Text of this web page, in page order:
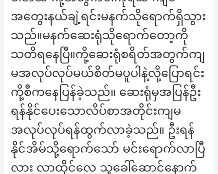
အတွေးနယ်ချဲ့ရင်းမနက်သိုရောက်ရှိသွား
သည်။မနက်ဆေးရုံသိုရောက်တော့ကို
သတိရနေပြီ။ကို့ဆေးရုံစရိတ်အတွက်ကျ
မအလုပ်လုပ်မယ်စိတ်မပူပါနဲ့လို့ပြောရင်း
ကို့စီကနေပြန်ခဲ့သည်။ ဆေးရုံမှအပြန်ဦး
ရန်နိုင်ပေးသောလိပ်စာအတိုင်းကျမ
အလုပ်လုပ်ရန်ထွက်လာခဲ့သည်။ ဦးရန်
နိုင်အိမ်သို့ရောက်သော် မင်းရောက်လာပြီ
လား လာထိုင်လေ သူခေါ်ဆောင်နောက်